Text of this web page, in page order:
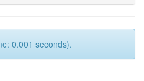
0.001 seconds).